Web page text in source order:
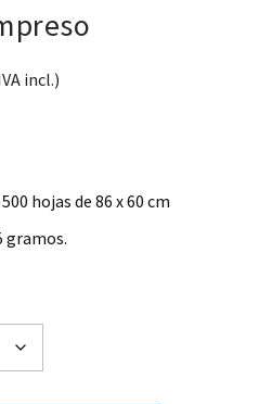
de precios: desde
incl.)
hojas de 86 x 60 cm
gramos.